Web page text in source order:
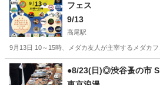
フェス
9/13
高尾駅
9月13日 10～15時、メダカ友人が主宰するメダカ
東京 八王子市 高尾駅 フリーマーケッ
●8/23(日)◎渋谷蚤の市